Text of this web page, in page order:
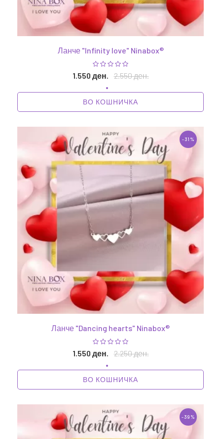
Ланче "Infinity love" Ninabox®
1.550 ден. 2.550 ден.
ВО КОШНИЧКА
-31%
Ланче "Dancing hearts" Ninabox®
1.550 ден. 2.250 ден.
ВО КОШНИЧКА
-39%